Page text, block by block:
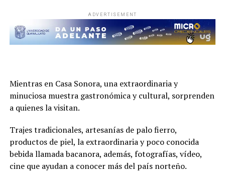
ADVERTISEMENT
Mientras en Casa Sonora, una extraordinaria y
minuciosa muestra gastronómica y cultural, sorprenden
a quienes la visitan.
Trajes tradicionales, artesanías de palo fierro,
productos de piel, la extraordinaria y poco conocida
bebida llamada bacanora, además, fotografías, vídeo,
cine que ayudan a conocer más del país norteño.